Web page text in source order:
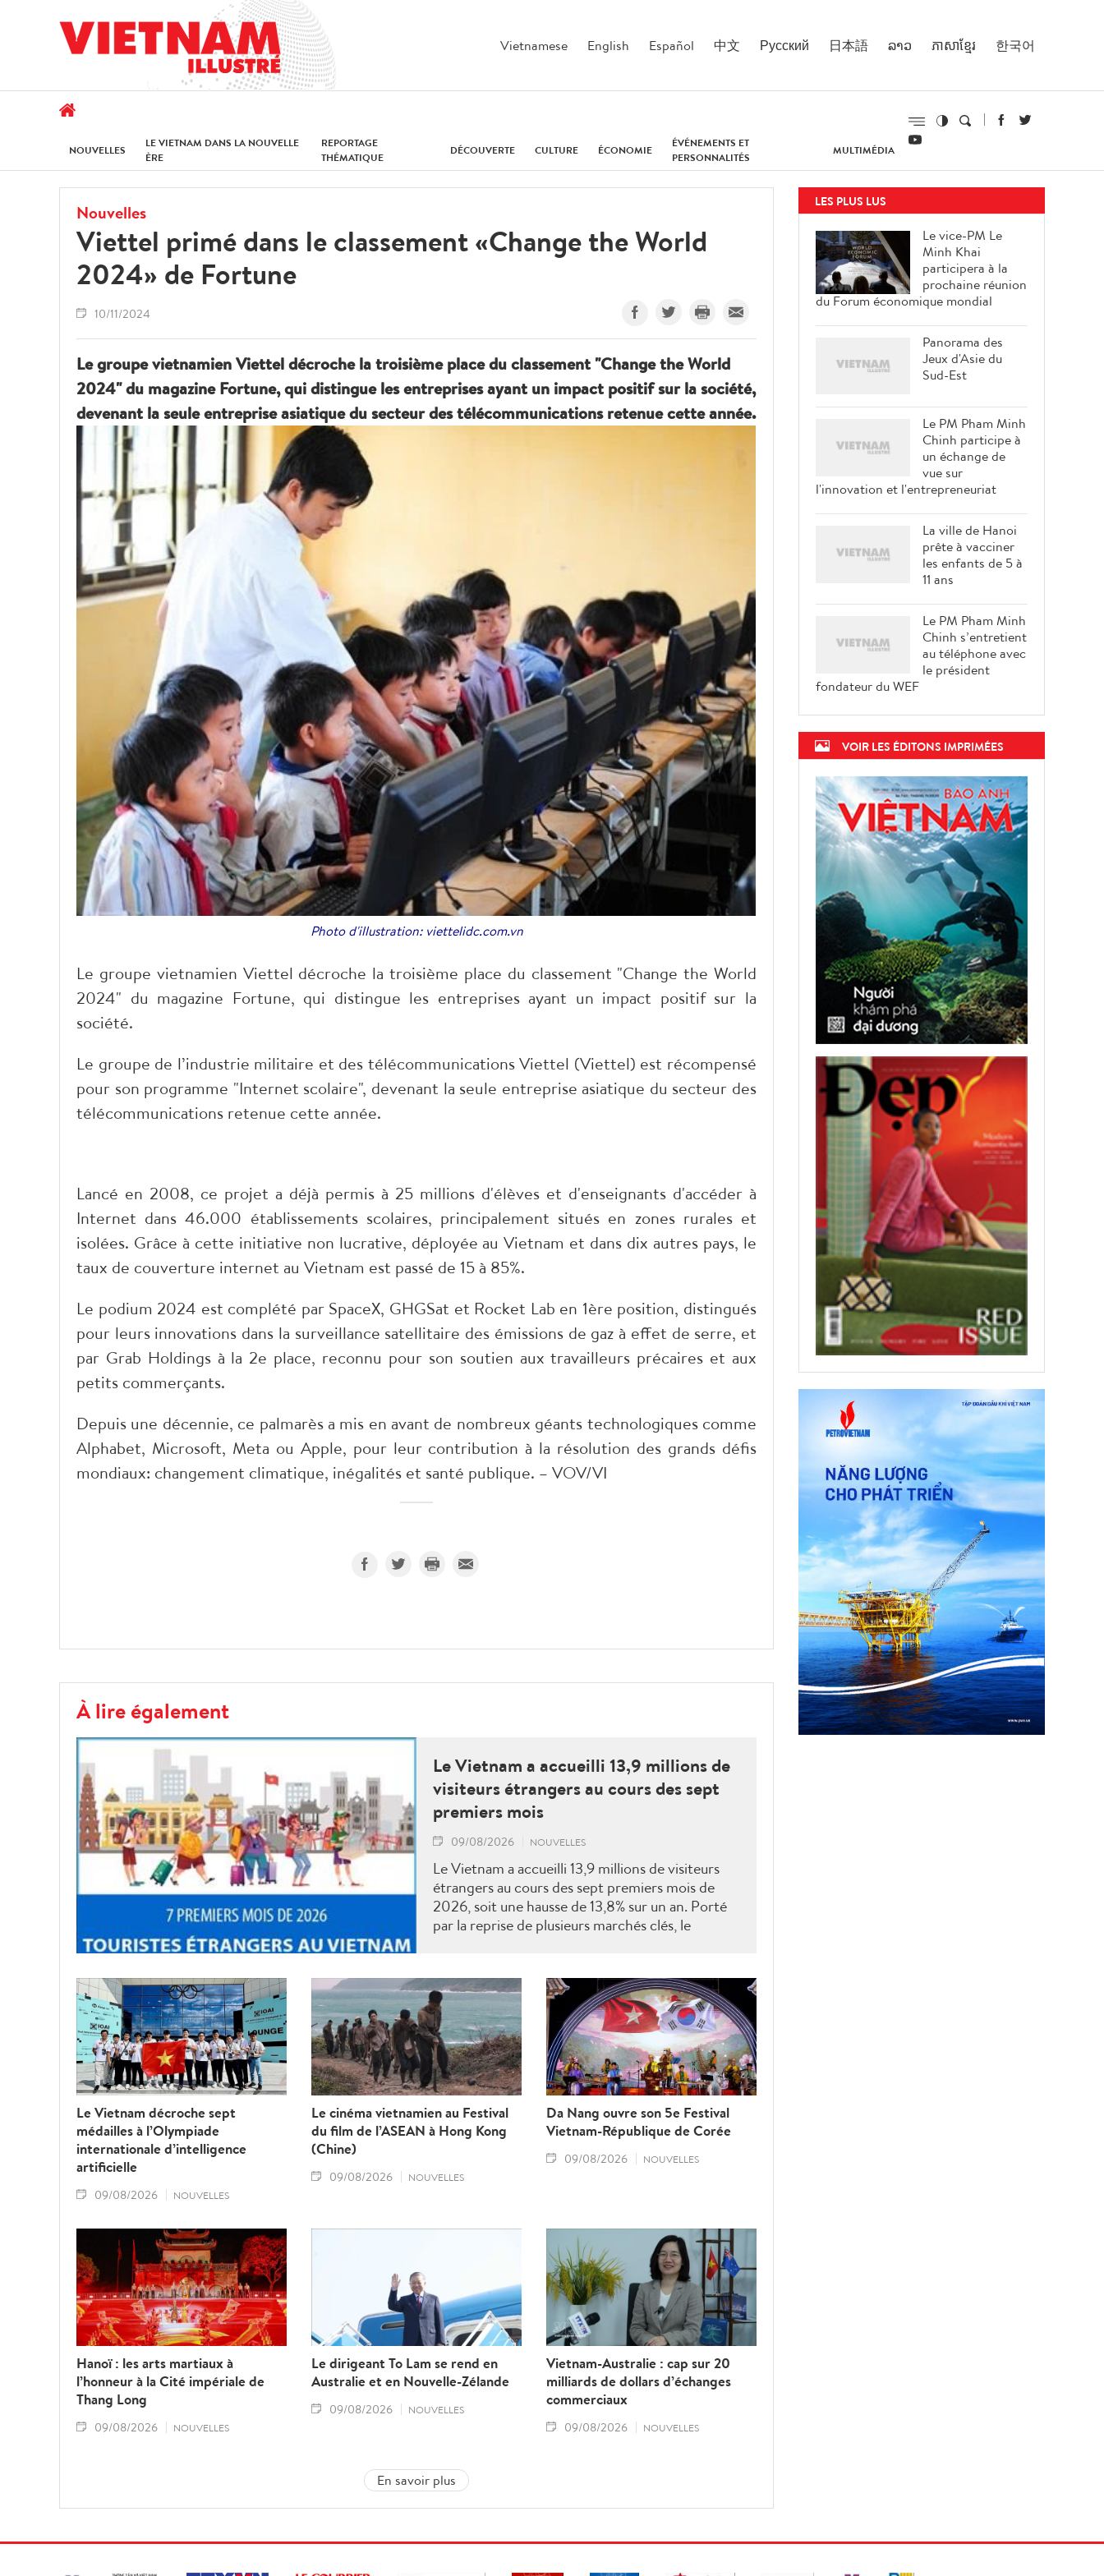
Vietnamese English Español 中文 Русский 日本語 ລາວ ភាសាខ្មែរ 한국어
NOUVELLES
LE VIETNAM DANS LA NOUVELLE
ÈRE
REPORTAGE
THÉMATIQUE
DÉCOUVERTE CULTURE ÉCONOMIE
ÉVÉNEMENTS ET
PERSONNALITÉS
MULTIMÉDIA
Nouvelles
Viettel primé dans le classement «Change the World
2024» de Fortune
10/11/2024
Le groupe vietnamien Viettel décroche la troisième place du classement "Change the World
2024" du magazine Fortune, qui distingue les entreprises ayant un impact positif sur la société,
devenant la seule entreprise asiatique du secteur des télécommunications retenue cette année.
Photo d'illustration: viettelidc.com.vn
Le groupe vietnamien Viettel décroche la troisième place du classement "Change the World
2024" du magazine Fortune, qui distingue les entreprises ayant un impact positif sur la
société.
Le groupe de l’industrie militaire et des télécommunications Viettel (Viettel) est récompensé
pour son programme "Internet scolaire", devenant la seule entreprise asiatique du secteur des
télécommunications retenue cette année.
Lancé en 2008, ce projet a déjà permis à 25 millions d'élèves et d'enseignants d'accéder à
Internet dans 46.000 établissements scolaires, principalement situés en zones rurales et
isolées. Grâce à cette initiative non lucrative, déployée au Vietnam et dans dix autres pays, le
taux de couverture internet au Vietnam est passé de 15 à 85%.
Le podium 2024 est complété par SpaceX, GHGSat et Rocket Lab en 1ère position, distingués
pour leurs innovations dans la surveillance satellitaire des émissions de gaz à effet de serre, et
par Grab Holdings à la 2e place, reconnu pour son soutien aux travailleurs précaires et aux
petits commerçants.
Depuis une décennie, ce palmarès a mis en avant de nombreux géants technologiques comme
Alphabet, Microsoft, Meta ou Apple, pour leur contribution à la résolution des grands défis
mondiaux: changement climatique, inégalités et santé publique. – VOV/VI
À lire également
Le Vietnam a accueilli 13,9 millions de
visiteurs étrangers au cours des sept
premiers mois
09/08/2026 NOUVELLES
Le Vietnam a accueilli 13,9 millions de visiteurs
étrangers au cours des sept premiers mois de
2026, soit une hausse de 13,8% sur un an. Porté
par la reprise de plusieurs marchés clés, le
Le Vietnam décroche sept
médailles à l’Olympiade
internationale d’intelligence
artificielle
09/08/2026 NOUVELLES
Le cinéma vietnamien au Festival
du film de l’ASEAN à Hong Kong
(Chine)
09/08/2026 NOUVELLES
Da Nang ouvre son 5e Festival
Vietnam-République de Corée
09/08/2026 NOUVELLES
Hanoï : les arts martiaux à
l’honneur à la Cité impériale de
Thang Long
09/08/2026 NOUVELLES
Le dirigeant To Lam se rend en
Australie et en Nouvelle-Zélande
09/08/2026 NOUVELLES
Vietnam-Australie : cap sur 20
milliards de dollars d’échanges
commerciaux
09/08/2026 NOUVELLES
En savoir plus
LES PLUS LUS
Le vice-PM Le
Minh Khai
participera à la
prochaine réunion
du Forum économique mondial
Panorama des
Jeux d'Asie du
Sud-Est
Le PM Pham Minh
Chinh participe à
un échange de
vue sur
l'innovation et l'entrepreneuriat
La ville de Hanoi
prête à vacciner
les enfants de 5 à
11 ans
Le PM Pham Minh
Chinh s’entretient
au téléphone avec
le président
fondateur du WEF
VOIR LES ÉDITONS IMPRIMÉES